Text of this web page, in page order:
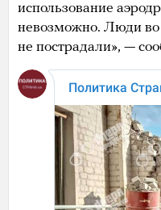
использование
невозможно. Люди во
не пострадали», —